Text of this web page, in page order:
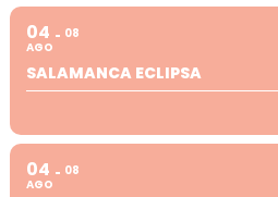
04
AGO
08
SALAMANCA ECLIPSA
04
AGO
08